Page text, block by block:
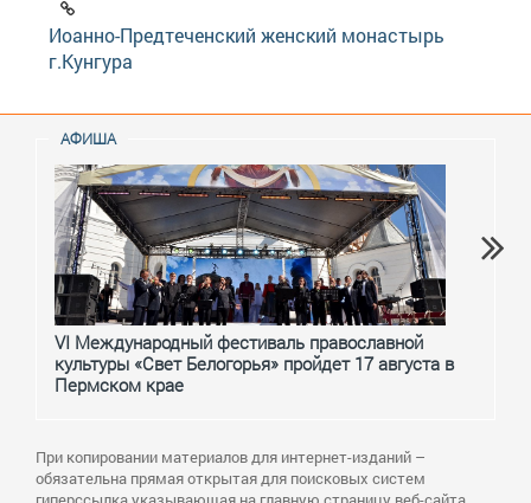
Иоанно-Предтеченский женский монастырь
г.Кунгура
АФИША
VI Международный фестиваль православной
культуры «Свет Белогорья» пройдет 17 августа в
Пермском крае
При копировании материалов для интернет-изданий –
обязательна прямая открытая для поисковых систем